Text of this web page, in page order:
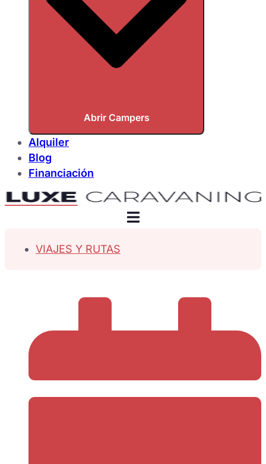
Abrir Campers
Alquiler
Blog
Financiación
VIAJES Y RUTAS